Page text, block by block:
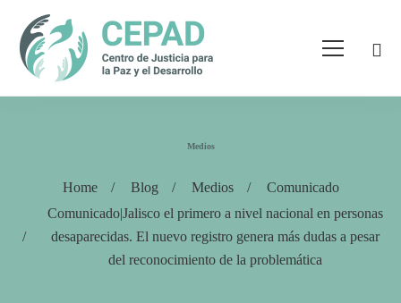
Medios
Home Blog Medios
Comunicado
Comunicado|Jalisco el primero a nivel nacional en personas
desaparecidas. El nuevo registro genera más dudas a pesar
del reconocimiento de la problemática